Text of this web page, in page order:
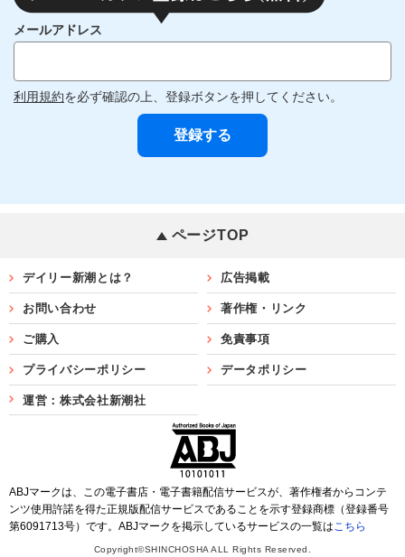
メールアドレス
利用規約を必ず確認の上、登録ボタンを押してください。
ページTOP
デイリー新潮とは？ 広告掲載
お問い合わせ 著作権・リンク
ご購入 免責事項
プライバシーポリシー データポリシー
運営：株式会社新潮社
ABJマークは、この電子書店・電子書籍配信サービスが、著作権者からコンテ
ンツ使用許諾を得た正規版配信サービスであることを示す登録商標（登録番号
第6091713号）です。ABJマークを掲示しているサービスの一覧はこちら
Copyright©SHINCHOSHA ALL Rights Reserved.